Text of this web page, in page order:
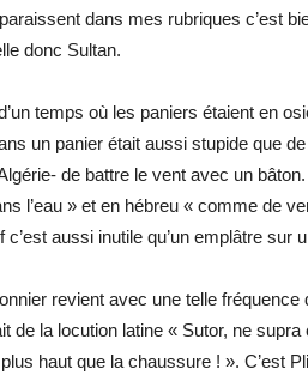
dans mes rubriques c’est
donc Sultan.
temps où les paniers étaient en
un panier était aussi stupide que
de battre le vent avec un
l’eau » et en hébreu « comme de
aussi inutile qu’un emplâtre sur
revient avec une telle
de la locution latine « Sutor, ne
haut que la chaussure ! ». C’est